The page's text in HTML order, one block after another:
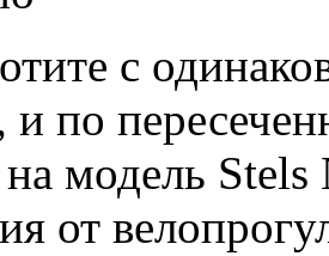
с
и по
модель
от